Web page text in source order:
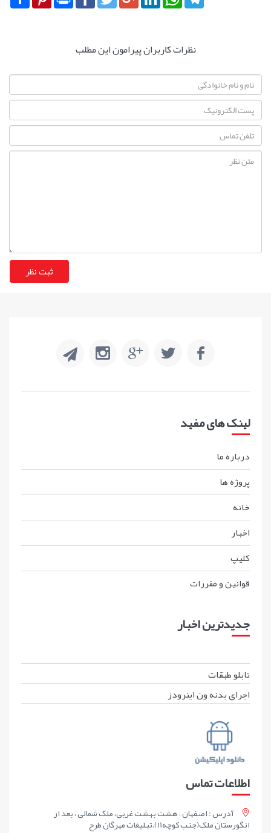
نظرات کاربران پیرامون این مطلب
لینک های مفید
درباره ما
پروژه ها
خانه
اخبار
کليپ
قوانين و مقررات
جدیدترین اخبار
تابلو طبقات
اجرای بدنه ون اینرودز
اطلاعات تماس
آدرس : اصفهان ، هشت بهشت غربی، ملک شمالی ، بعد از
انگورستان ملک(جنب کوچه11)،تبلیغات مهرگان طرح